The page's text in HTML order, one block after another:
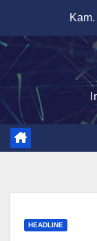
content
HEADLINE